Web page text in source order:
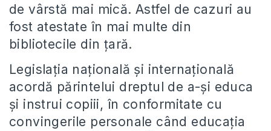
de vârstă mai mică. Astfel de cazuri au
fost atestate în mai multe din
bibliotecile din țară.
Legislația națională și internațională
acordă părintelui dreptul de a-și educa
și instrui copiii, în conformitate cu
convingerile personale când educația